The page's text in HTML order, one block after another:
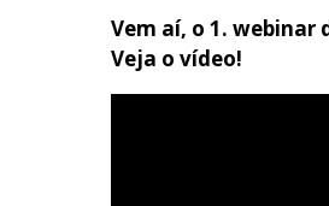
Vem aí, o 1. webinar
Veja o vídeo!